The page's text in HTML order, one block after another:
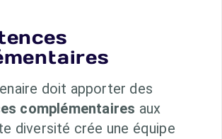
doit apporter des
complémentaires aux
diversité crée une équipe